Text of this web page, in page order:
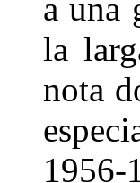
a una
la
nota
1956-